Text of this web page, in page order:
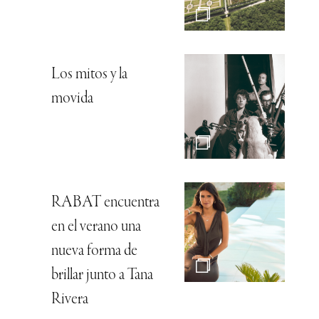
Los mitos y la
movida
RABAT encuentra
en el verano una
nueva forma de
brillar junto a Tana
Rivera